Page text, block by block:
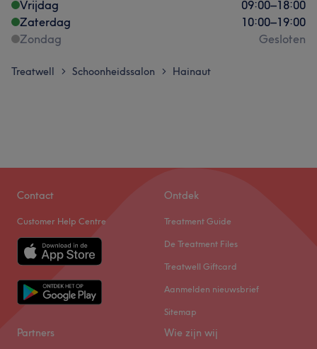
Vrijdag
09:00–18:00
Zaterdag
10:00–19:00
Zondag
Gesloten
Treatwell > Schoonheidssalon > Hainaut
Contact
Customer Help Centre
Ontdek
Treatment Guide
De Treatment Files
Treatwell Giftcard
Aanmelden nieuwsbrief
Sitemap
Partners Wie zijn wij